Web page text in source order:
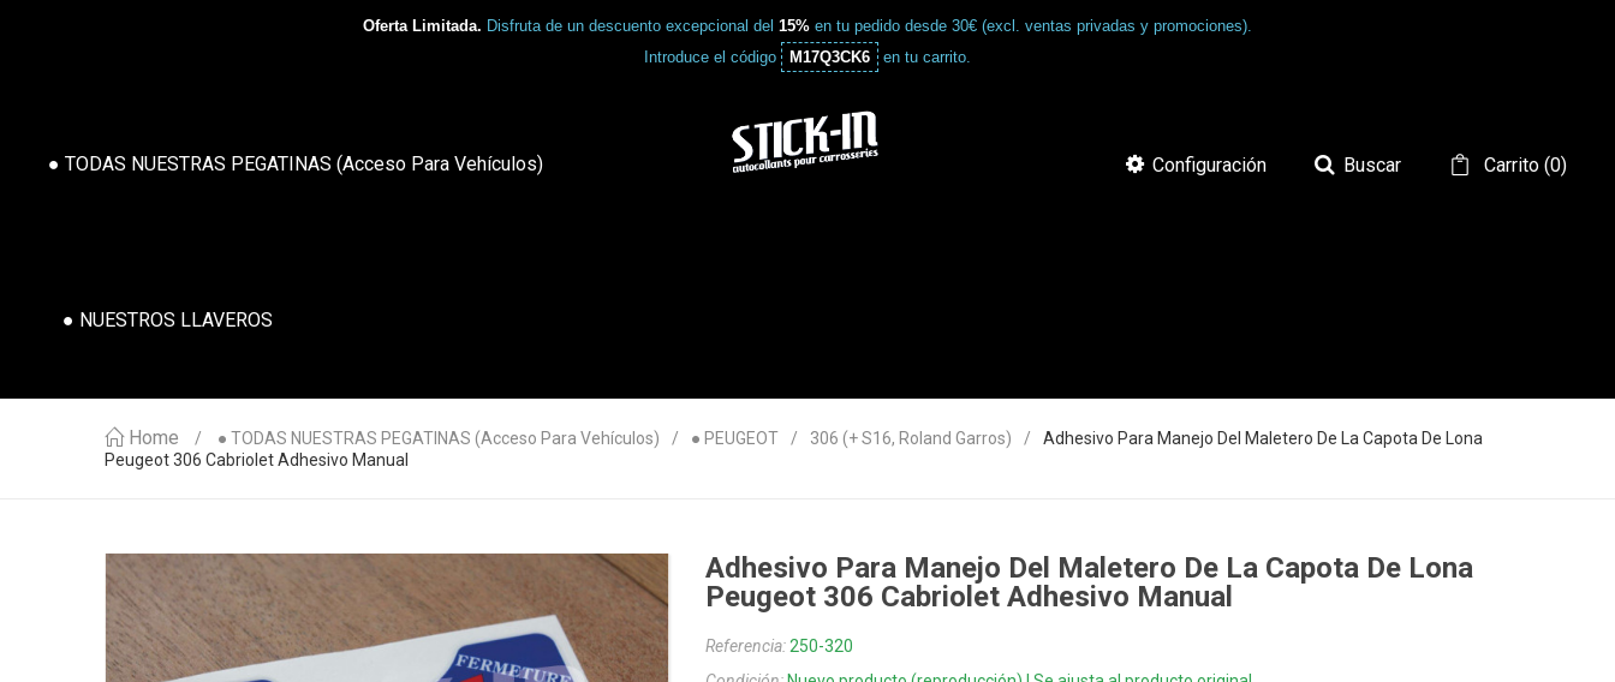
Oferta Limitada. Disfruta de un descuento excepcional del 15% en tu pedido desde 30€ (excl. ventas privadas y promociones).
Introduce el código
M17Q3CK6 en tu carrito.
● TODAS NUESTRAS PEGATINAS (acceso Para Vehículos)
● NUESTROS LLAVEROS
Carrito(0)
Buscar
Configuración
Home ● TODAS NUESTRAS PEGATINAS (acceso Para Vehículos) ● PEUGEOT 306 (+ S16, Roland Garros)
Adhesivo Para Manejo Del Maletero De La Capota De Lona
Peugeot 306 Cabriolet Adhesivo Manual
Adhesivo Para Manejo Del Maletero De La Capota De Lona
Peugeot 306 Cabriolet Adhesivo Manual
Referencia: 250-320